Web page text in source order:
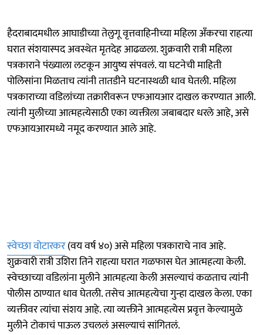
हैदराबादमधील आघाडीच्या तेलुगू वृत्तवाहिनीच्या महिला अँकरचा राहत्या
घरात संशयास्पद अवस्थेत मृतदेह आढळला. शुक्रवारी रात्री महिला
पत्रकाराने पंख्याला लटकून आयुष्य संपवलं. या घटनेची माहिती
पोलिसांना मिळताच त्यांनी तातडीने घटनास्थळी धाव घेतली. महिला
पत्रकाराच्या वडिलांच्या तक्रारीवरून एफआयआर दाखल करण्यात आली.
त्यांनी मुलीच्या आत्महत्येसाठी एका व्यक्तीला जबाबदार धरले आहे, असे
एफआयआरमध्ये नमूद करण्यात आले आहे.
स्वेच्छा वोटारकर(वय वर्ष ४०) असे महिला पत्रकाराचे नाव आहे.
शुक्रवारी रात्री उशिरा तिने राहत्या घरात गळफास घेत आत्महत्या केली.
स्वेच्छाच्या वडिलांना मुलीने आत्महत्या केली असल्याचं कळताच त्यांनी
पोलीस ठाण्यात धाव घेतली. तसेच आत्महत्येचा गुन्हा दाखल केला. एका
व्यक्तीवर त्यांचा संशय आहे. त्या व्यक्तीने आत्महत्येस प्रवृत्त केल्यामुळे
मुलीने टोकाचं पाऊल उचललं असल्याचं सांगितलं.